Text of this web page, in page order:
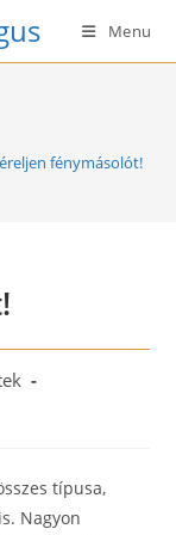
Menu
fénymásolót!
típusa,
Nagyon